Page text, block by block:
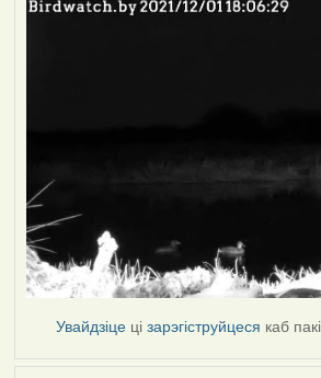
Увайдзіце цізарэгіструйцеся каб